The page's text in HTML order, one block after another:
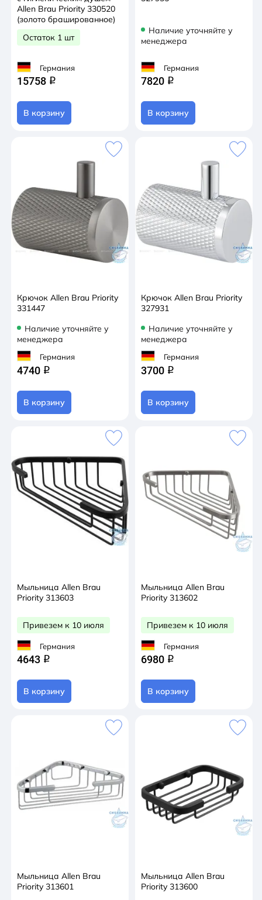
Allen Brau Priority 330520
(золото брашированное)
Остаток 1 шт
Германия
15758 q
В корзину
Наличие уточняйте у
менеджера
Германия
7820 q
В корзину
Крючок Allen Brau Priority
331447
Наличие уточняйте у
менеджера
Германия
4740 q
В корзину
Крючок Allen Brau Priority
327931
Наличие уточняйте у
менеджера
Германия
3700 q
В корзину
Мыльница Allen Brau
Priority 313603
Привезем к 10 июля
Германия
4643 q
В корзину
Мыльница Allen Brau
Priority 313602
Привезем к 10 июля
Германия
6980 q
В корзину
Мыльница Allen Brau
Priority 313601
Мыльница Allen Brau
Priority 313600